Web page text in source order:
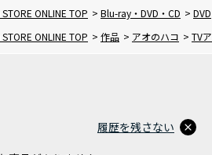
ONLINE TOP > Blu-ray・DVD・CD > DVD
ONLINE TOP > 作品 > アオのハコ > TV
履歴を残さない